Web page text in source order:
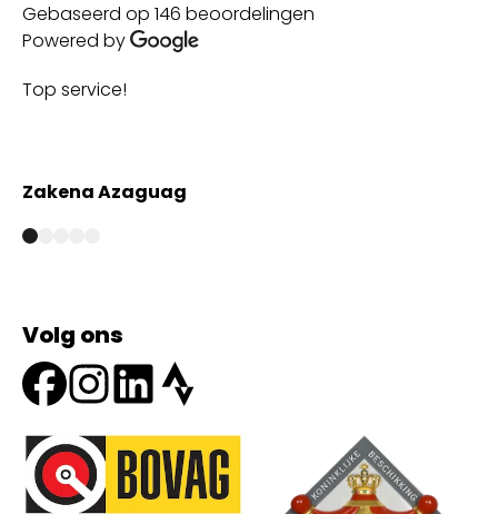
Gebaseerd op 146 beoordelingen
Powered by
Top service!
Zakena Azaguag
Volg ons
Onze partners